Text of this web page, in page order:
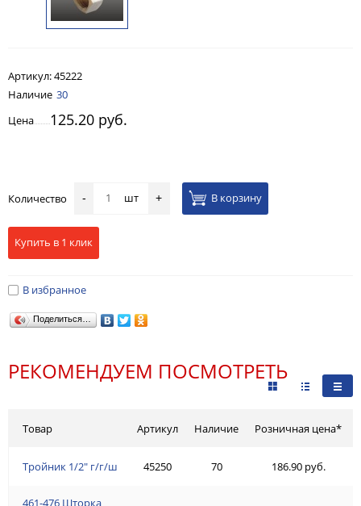
Артикул:45222
Наличие 30
Цена
125.20 руб.
Количество - шт + В корзину
Купить в 1 клик
В избранное
Поделиться…
РЕКОМЕНДУЕМ ПОСМОТРЕТЬ
Товар
Тройник 1/2" г/г/ш
461-476 Шторка
Артикул Наличие Розничная цена*
45250 70 186.90 руб.